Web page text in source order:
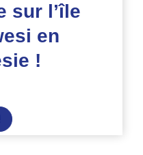
sur l’île
en
!
Expédition
scientifique